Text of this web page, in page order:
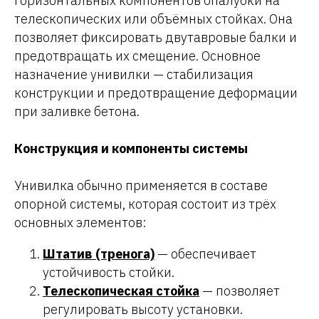
телескопических или объёмных стойках. Она
позволяет фиксировать двутавровые балки и
предотвращать их смещение. Основное
назначение унивилки — стабилизация
конструкции и предотвращение деформации
при заливке бетона.
Конструкция и компоненты системы
Унивилка обычно применяется в составе
опорной системы, которая состоит из трёх
основных элементов:
Штатив (тренога) — обеспечивает
устойчивость стойки.
Телескопическая стойка — позволяет
регулировать высоту установки.